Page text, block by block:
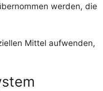
werden, die
Mittel aufwenden,